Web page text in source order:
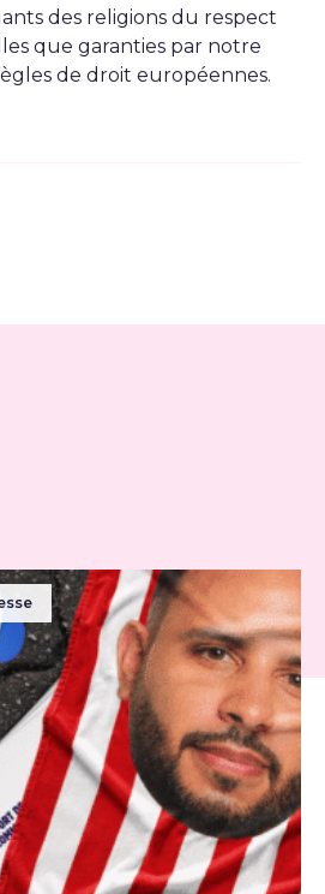
des religions du respect
que garanties par notre
de droit européennes.